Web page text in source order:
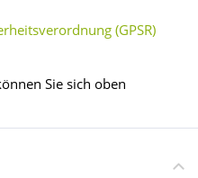
(GPSR)
Sie sich oben